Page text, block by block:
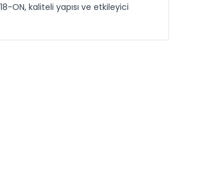
ON, kaliteli yapısı ve etkileyici